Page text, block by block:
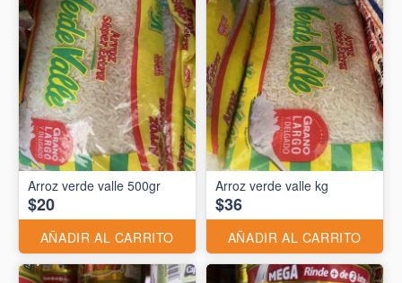
Arroz verde valle 500gr
$20
AÑADIR AL CARRITO
Arroz verde valle kg
$36
AÑADIR AL CARRITO